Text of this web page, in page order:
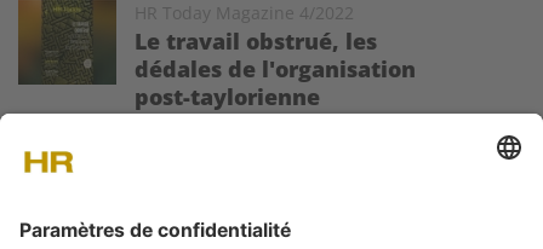
HR Today Magazine 4/2022
Le travail obstrué, les
dédales de l'organisation
post-taylorienne
Image
édition traite des obstacles organisationnels qui empêchent
de faire du travail de qualité et des méthodes pour s’en